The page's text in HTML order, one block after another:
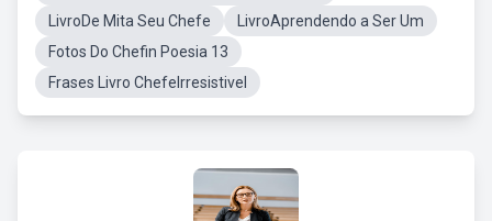
LivroDe Mita Seu Chefe
LivroAprendendo a Ser Um
Fotos Do Chefin Poesia 13
Frases Livro ChefeIrresistivel